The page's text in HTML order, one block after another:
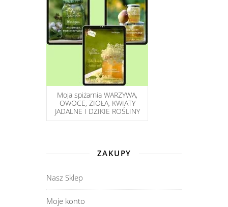
Moja spiżarnia WARZYWA,
OWOCE, ZIOŁA, KWIATY
JADALNE I DZIKIE ROŚLINY
ZAKUPY
Nasz Sklep
Moje konto